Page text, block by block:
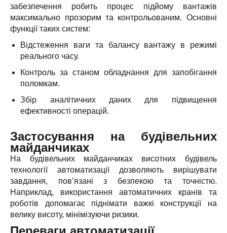
забезпечення робить процес підйому вантажів
максимально прозорим та контрольованим. Основні
функції таких систем:
Відстеження ваги та балансу вантажу в режимі
реального часу.
Контроль за станом обладнання для запобігання
поломкам.
Збір аналітичних даних для підвищення
ефективності операцій.
Застосування на будівельних
майданчиках
На будівельних майданчиках висотних будівель
технології автоматизації дозволяють вирішувати
завдання, пов’язані з безпекою та точністю.
Наприклад, використання автоматичних кранів та
роботів допомагає піднімати важкі конструкції на
велику висоту, мінімізуючи ризики.